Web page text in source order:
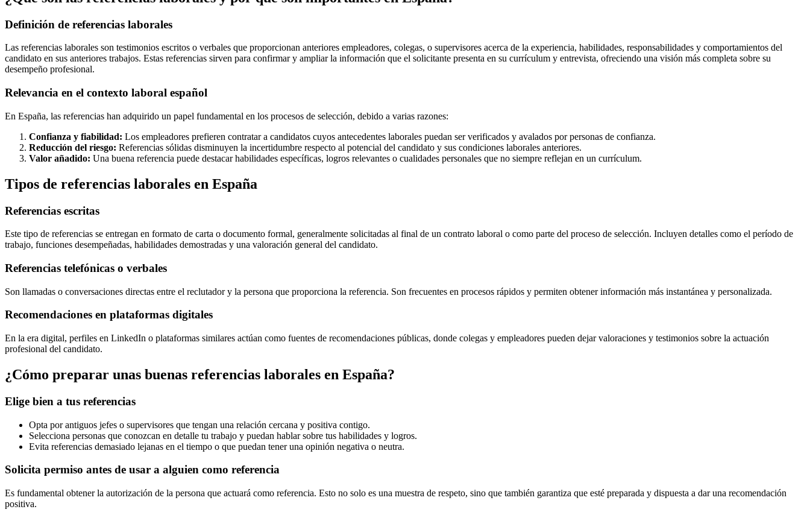
Definición de referencias laborales
Las referencias laborales son testimonios escritos o verbales que proporcionan anteriores empleadores, colegas, o supervisores acerca de la experiencia, habilidades, responsabilidades y comportamientos del
candidato en sus anteriores trabajos. Estas referencias sirven para confirmar y ampliar la información que el solicitante presenta en su currículum y entrevista, ofreciendo una visión más completa sobre su
desempeño profesional.
Relevancia en el contexto laboral español
En España, las referencias han adquirido un papel fundamental en los procesos de selección, debido a varias razones:
Confianza y fiabilidad: Los empleadores prefieren contratar a candidatos cuyos antecedentes laborales puedan ser verificados y avalados por personas de confianza.
Reducción del riesgo: Referencias sólidas disminuyen la incertidumbre respecto al potencial del candidato y sus condiciones laborales anteriores.
Valor añadido: Una buena referencia puede destacar habilidades específicas, logros relevantes o cualidades personales que no siempre reflejan en un currículum.
Tipos de referencias laborales en España
Referencias escritas
Este tipo de referencias se entregan en formato de carta o documento formal, generalmente solicitadas al final de un contrato laboral o como parte del proceso de selección. Incluyen detalles como el período de
trabajo, funciones desempeñadas, habilidades demostradas y una valoración general del candidato.
Referencias telefónicas o verbales
Son llamadas o conversaciones directas entre el reclutador y la persona que proporciona la referencia. Son frecuentes en procesos rápidos y permiten obtener información más instantánea y personalizada.
Recomendaciones en plataformas digitales
En la era digital, perfiles en LinkedIn o plataformas similares actúan como fuentes de recomendaciones públicas, donde colegas y empleadores pueden dejar valoraciones y testimonios sobre la actuación
profesional del candidato.
¿Cómo preparar unas buenas referencias laborales en España?
Elige bien a tus referencias
Opta por antiguos jefes o supervisores que tengan una relación cercana y positiva contigo.
Selecciona personas que conozcan en detalle tu trabajo y puedan hablar sobre tus habilidades y logros.
Evita referencias demasiado lejanas en el tiempo o que puedan tener una opinión negativa o neutra.
Solicita permiso antes de usar a alguien como referencia
Es fundamental obtener la autorización de la persona que actuará como referencia. Esto no solo es una muestra de respeto, sino que también garantiza que esté preparada y dispuesta a dar una recomendación
positiva.